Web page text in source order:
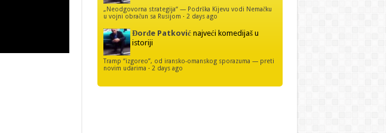
„Neodgovorna strategija“ — Podrška Kijevu vodi Nemačku
u vojni obračun sa Rusijom · 2 days ago
Đorđe Patković najveći komedijaš u
istoriji
Tramp “izgoreo”, od iransko-omanskog sporazuma — preti
novim udarima · 2 days ago